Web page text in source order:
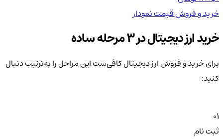
خرید و فروشقیمتنمودار
خرید ارز دیجیتال در 3 مرحله ساده
برای خرید و فروش ارز دیجیتال کافی‌ست این مراحل را به‌ترتیب دنبال
کنید:
01
ثبت نام